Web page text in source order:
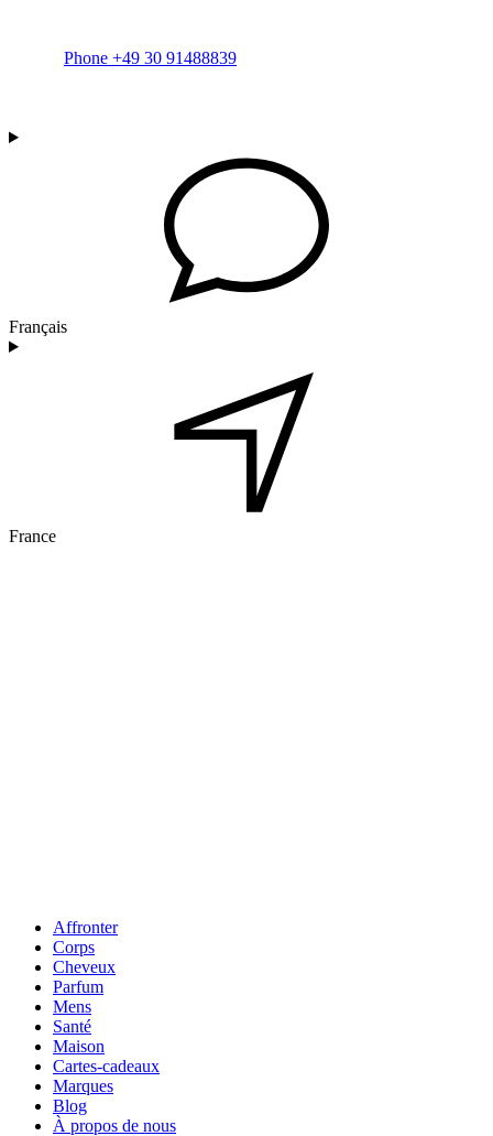
Phone +49 30 91488839
Français
France
Affronter
Corps
Cheveux
Parfum
Mens
Santé
Maison
Cartes-cadeaux
Marques
Blog
À propos de nous